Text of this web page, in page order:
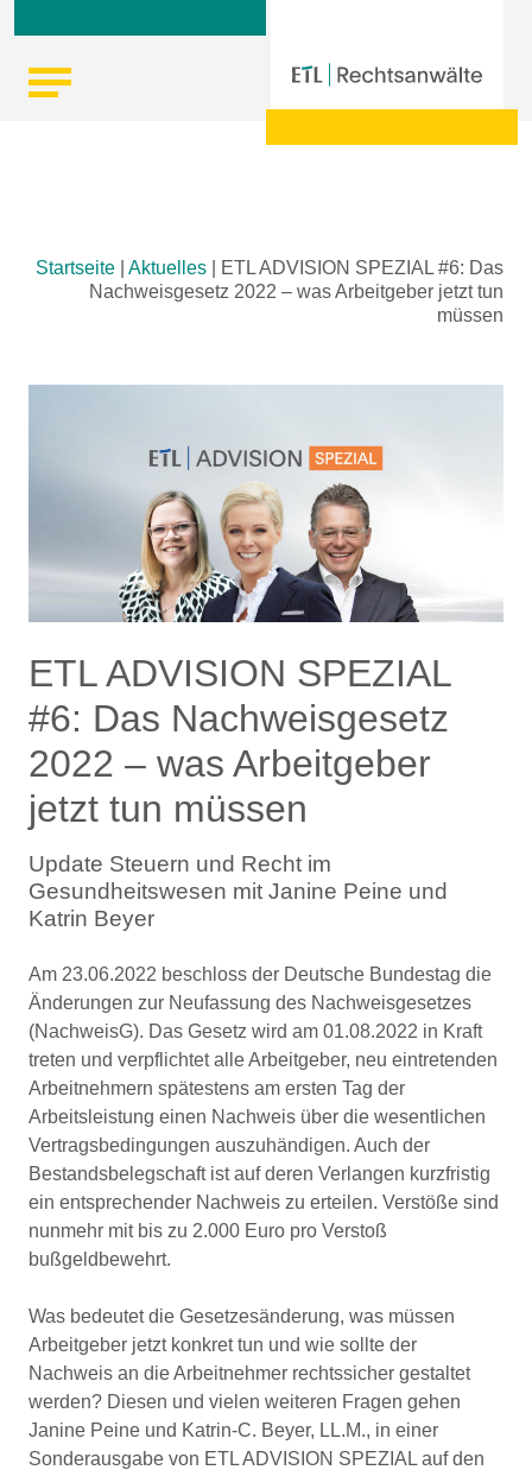
Startseite Aktuelles
ETL ADVISION SPEZIAL #6: Das
Nachweisgesetz 2022 – was Arbeitgeber jetzt tun
müssen
ETL ADVISION SPEZIAL
#6: Das Nachweisgesetz
2022 – was Arbeitgeber
jetzt tun müssen
Update Steuern und Recht im
Gesundheitswesen mit Janine Peine und
Katrin Beyer
Am 23.06.2022 beschloss der Deutsche Bundestag die
Änderungen zur Neufassung des Nachweisgesetzes
(NachweisG). Das Gesetz wird am 01.08.2022 in Kraft
treten und verpflichtet alle Arbeitgeber, neu eintretenden
Arbeitnehmern spätestens am ersten Tag der
Arbeitsleistung einen Nachweis über die wesentlichen
Vertragsbedingungen auszuhändigen. Auch der
Bestandsbelegschaft ist auf deren Verlangen kurzfristig
ein entsprechender Nachweis zu erteilen. Verstöße sind
nunmehr mit bis zu 2.000 Euro pro Verstoß
bußgeldbewehrt.
Was bedeutet die Gesetzesänderung, was müssen
Arbeitgeber jetzt konkret tun und wie sollte der
Nachweis an die Arbeitnehmer rechtssicher gestaltet
werden? Diesen und vielen weiteren Fragen gehen
Janine Peine und Katrin-C. Beyer, LL.M., in einer
Sonderausgabe von ETL ADVISION SPEZIAL auf den